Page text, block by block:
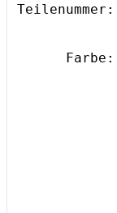
Teilenummer:
Farbe: